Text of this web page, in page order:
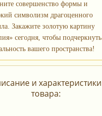
совершенство формы и
символизм драгоценного
Закажите золотую картину
сегодня, чтобы подчеркнуть
вашего пространства!
и характеристики
товара: